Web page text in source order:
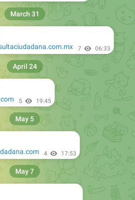
7 06:33
March 31
5 19:45
April 24
4 17:53
May 5
May 7